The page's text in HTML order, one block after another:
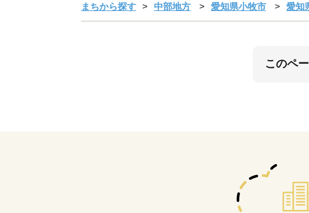
まちから探す 中部地方 愛知県小牧市 愛知
このペ